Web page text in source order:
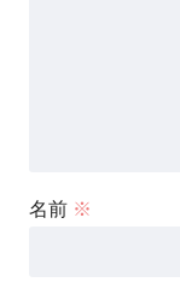
名前 ※